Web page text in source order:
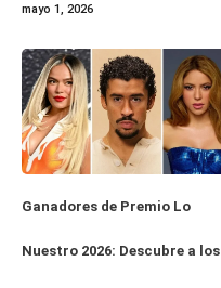
mayo 1, 2026
Ganadores de Premio Lo
Nuestro 2026: Descubre a los